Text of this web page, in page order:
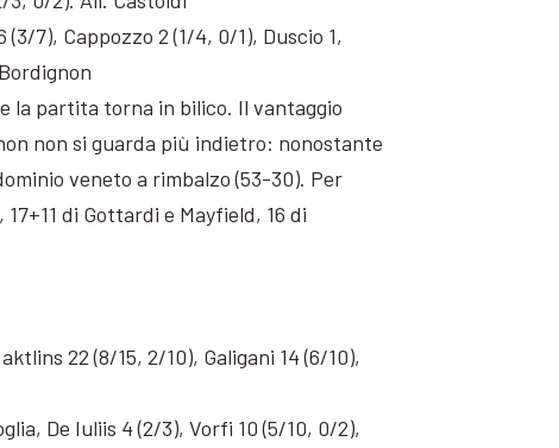
7), Cappozzo 2 (1/4, 0/1), Duscio 1,
la partita torna in bilico. Il vantaggio
non si guarda più indietro: nonostante
veneto a rimbalzo (53-30). Per
di Gottardi e Mayfield, 16 di
22 (8/15, 2/10), Galigani 14 (6/10),
De Iuliis 4 (2/3), Vorfi 10 (5/10, 0/2),